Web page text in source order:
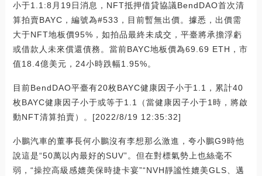
小于1.1:8月19日消息，NFT抵押借貸協議BendDAO首次清
算拍賣BAYC，編號為#533，目前暫無出價。據悉，出價需
大于NFT地板價95%，如拍品最終未成交，平臺將承擔浮虧
或借款人未來償還債務。當前BAYC地板價為69.69 ETH，市
值18.4億美元，24小時跌幅1.95%。
目前BendDAO平臺有20枚BAYC健康因子小于1.1，累計40
枚BAYC健康因子小于或等于1.1（當健康因子小于1時，將啟
動NFT清算拍賣）。[2022/8/19 12:35:32]
小鵬汽車的董事長何小鵬沒有李想那么激進，夸小鵬G9時他
說這是“50萬以內最好的SUV”。但在對標氣勢上也絲毫不
弱，“操控高級感媲美保時捷卡宴”“NVH靜謐性媲美GLS、邁